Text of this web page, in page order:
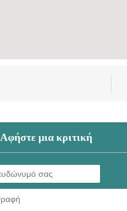
Αφήστε μια κριτική